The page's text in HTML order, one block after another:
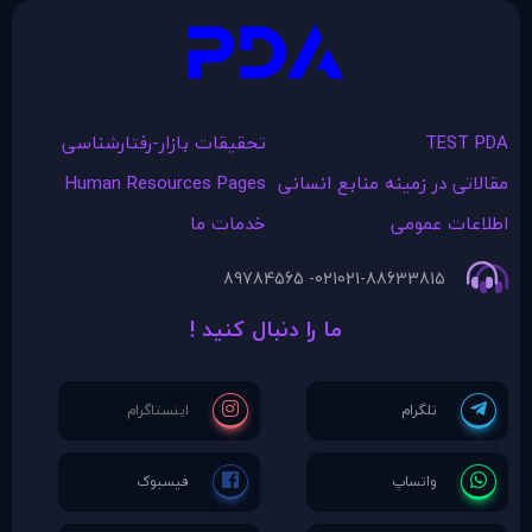
TEST PDA
تحقیقات بازار-رفتارشناسی
مقالاتی در زمينه منابع انسانی Human Resources Pages
اطلاعات عمومی
خدمات ما
021-88633815
021- 89784565
ما را دنبال کنید !